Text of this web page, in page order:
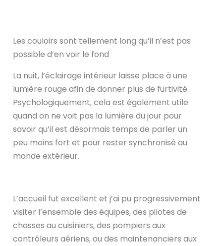
Les couloirs sont tellement long qu’il n’est pas
possible d’en voir le fond
La nuit, l’éclairage intérieur laisse place à une
lumière rouge afin de donner plus de furtivité.
Psychologiquement, cela est également utile
quand on ne voit pas la lumière du jour pour
savoir qu’il est désormais temps de parler un
peu moins fort et pour rester synchronisé au
monde extérieur.
L’accueil fut excellent et j’ai pu progressivement
visiter l’ensemble des équipes, des pilotes de
chasses au cuisiniers, des pompiers aux
contrôleurs aériens, ou des maintenanciers aux